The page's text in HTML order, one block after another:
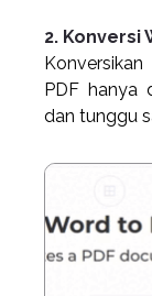
2. Konversi
PDF hanya
dan tunggu